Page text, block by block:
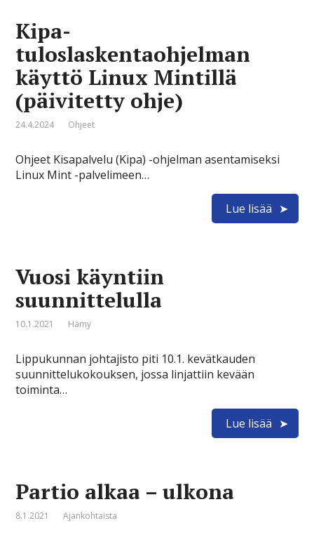
Kipa-
tuloslaskentaohjelman
käyttö Linux Mintillä
(päivitetty ohje)
24.4.2024 Ohjeet
Ohjeet Kisapalvelu (Kipa) -ohjelman asentamiseksi
Linux Mint -palvelimeen…
Lue lisää
Vuosi käyntiin
suunnittelulla
10.1.2021 Hämy
Lippukunnan johtajisto piti 10.1. kevätkauden
suunnittelukokouksen, jossa linjattiin kevään
toiminta…
Lue lisää
Partio alkaa – ulkona
8.1.2021 Ajankohtaista